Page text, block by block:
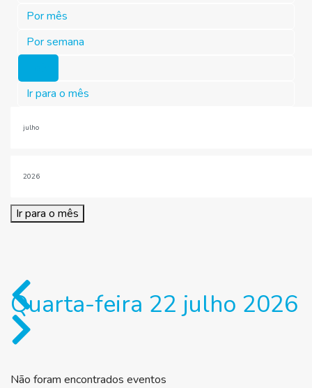
Por mês
Por semana
Ir para o mês
Ir para o mês
Quarta-feira 22 julho 2026
Não foram encontrados eventos